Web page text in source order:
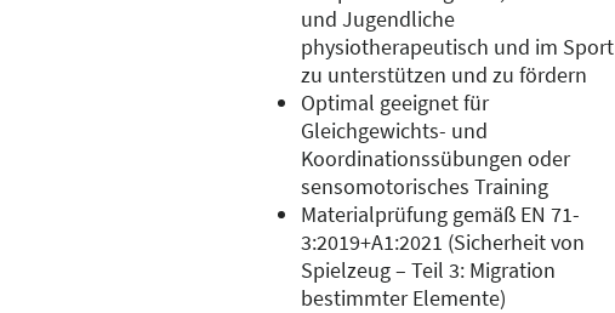
und Jugendliche
physiotherapeutisch und im Sport
zu unterstützen und zu fördern
Optimal geeignet für
Gleichgewichts- und
Koordinationssübungen oder
sensomotorisches Training
Materialprüfung gemäß EN 71-
3:2019+A1:2021 (Sicherheit von
Spielzeug – Teil 3: Migration
bestimmter Elemente)